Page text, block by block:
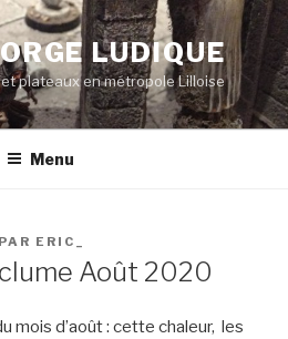
LUDIQUE
plateaux en métropole Lilloise
Menu
PAR ERIC_
Août 2020
mois d’août : cette chaleur, les